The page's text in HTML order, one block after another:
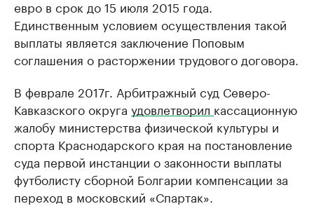
евро в срок до 15 июля 2015 года.
Единственным условием осуществления такой
выплаты является заключение Поповым
соглашения о расторжении трудового договора.
В феврале 2017г. Арбитражный суд Северо-
Кавказского округа удовлетворил кассационную
жалобу министерства физической культуры и
спорта Краснодарского края на постановление
суда первой инстанции о законности выплаты
футболисту сборной Болгарии компенсации за
переход в московский «Спартак».